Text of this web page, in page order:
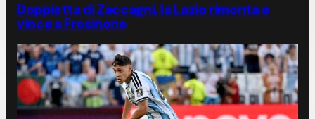
Doppietta di Zaccagni, la Lazio rimonta e
vince a Frosinone